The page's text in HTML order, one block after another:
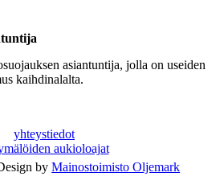
asiantuntija, jolla on useiden
kaihdinalalta.
yhteystiedot
aukioloajat
byMainostoimisto Oljemark